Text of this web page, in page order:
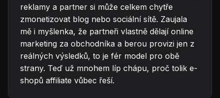
reklamy a partner si může celkem chytře
zmonetizovat blog nebo sociální sítě. Zaujala
mě i myšlenka, že partneři vlastně dělají online
marketing za obchodníka a berou provizi jen z
reálných výsledků, to je fér model pro obě
strany. Teď už mnohem líp chápu, proč tolik e-
shopů affiliate vůbec řeší.